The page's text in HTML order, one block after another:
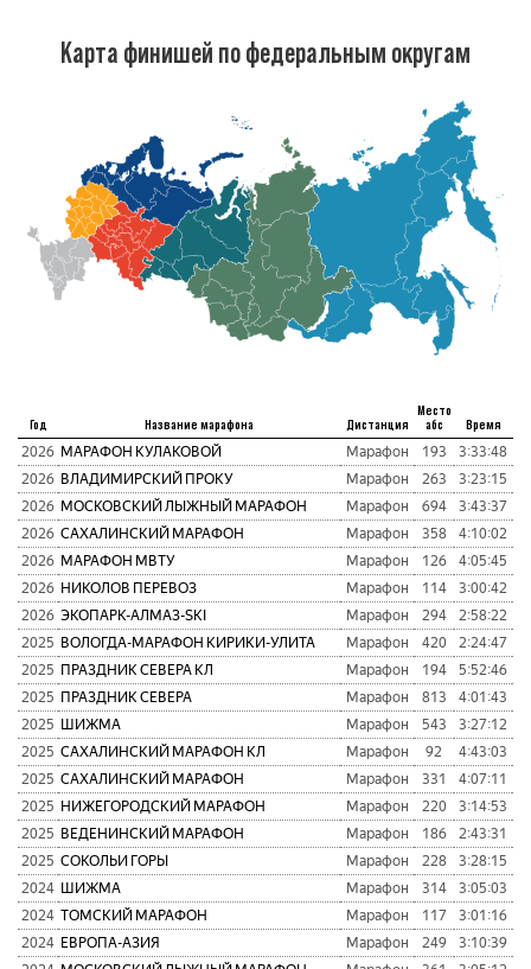
Карта финишей по федеральным округам
Год Название марафона Дистанция
Место
абс
Время
2026 МАРАФОН КУЛАКОВОЙ Марафон 193 3:33:48
2026 ВЛАДИМИРСКИЙ ПРОКУ Марафон 263 3:23:15
2026 МОСКОВСКИЙ ЛЫЖНЫЙ МАРАФОН Марафон 694 3:43:37
2026 САХАЛИНСКИЙ МАРАФОН Марафон 358 4:10:02
2026 МАРАФОН МВТУ Марафон 126 4:05:45
2026 НИКОЛОВ ПЕРЕВОЗ Марафон 114 3:00:42
2026 ЭКОПАРК-АЛМАЗ-SKI Марафон 294 2:58:22
2025 ВОЛОГДА-МАРАФОН КИРИКИ-УЛИТА Марафон 420 2:24:47
2025 ПРАЗДНИК СЕВЕРА КЛ Марафон 194 5:52:46
2025 ПРАЗДНИК СЕВЕРА Марафон 813 4:01:43
2025 ШИЖМА Марафон 543 3:27:12
2025 САХАЛИНСКИЙ МАРАФОН КЛ Марафон 92 4:43:03
2025 САХАЛИНСКИЙ МАРАФОН Марафон 331 4:07:11
2025 НИЖЕГОРОДСКИЙ МАРАФОН Марафон 220 3:14:53
2025 ВЕДЕНИНСКИЙ МАРАФОН Марафон 186 2:43:31
2025 СОКОЛЬИ ГОРЫ Марафон 228 3:28:15
2024 ШИЖМА Марафон 314 3:05:03
2024 ТОМСКИЙ МАРАФОН Марафон 117 3:01:16
2024 ЕВРОПА-АЗИЯ Марафон 249 3:10:39